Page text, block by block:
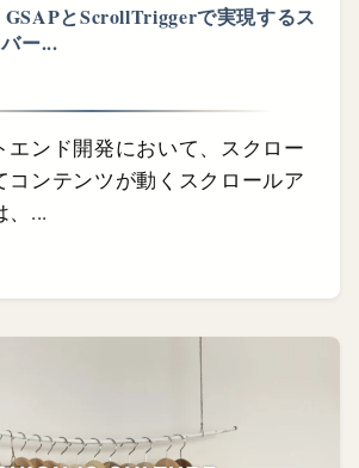
とScrollTriggerで実現するス
ー...
エンド開発において、スクロー
コンテンツが動くスクロールア
、...